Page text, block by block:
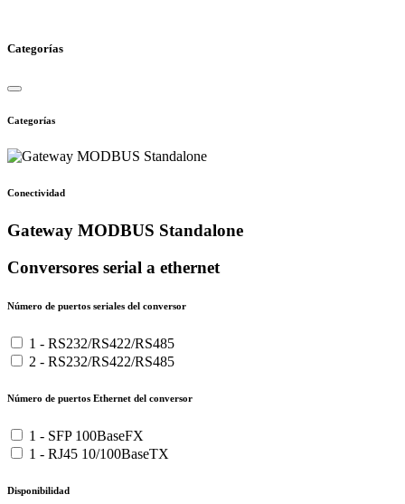
Categorías
Categorías
Conectividad
Gateway MODBUS Standalone
Conversores serial a ethernet
Número de puertos seriales del conversor
1 - RS232/RS422/RS485
2 - RS232/RS422/RS485
Número de puertos Ethernet del conversor
1 - SFP 100BaseFX
1 - RJ45 10/100BaseTX
Disponibilidad